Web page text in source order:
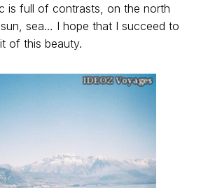
is full of contrasts, on the north
sea… I hope that I succeed to
of this beauty.